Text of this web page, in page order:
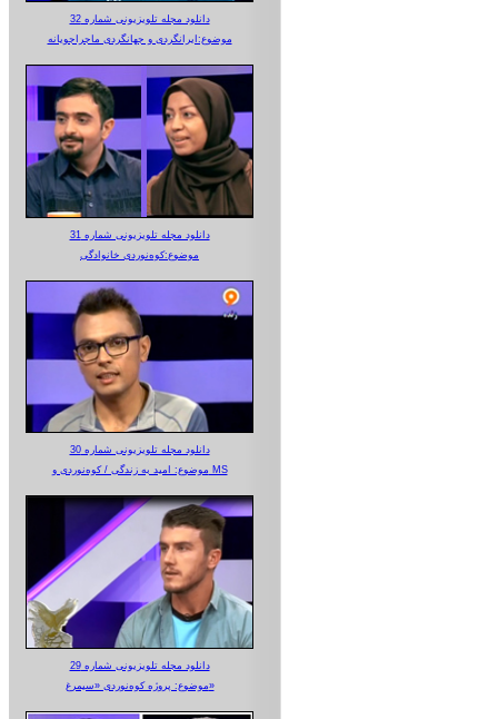
دانلود مجله تلویزیونی شماره 32
موضوع:ایرانگردی و جهانگردی ماجراجویانه
دانلود مجله تلویزیونی شماره 31
موضوع:کوه‌نوردی خانوادگی
دانلود مجله تلویزیونی شماره 30
موضوع: امید به زندگی / کوه‌نوردی و MS
دانلود مجله تلویزیونی شماره 29
موضوع: پروژه کوه‌نوردی «سیمرغ»